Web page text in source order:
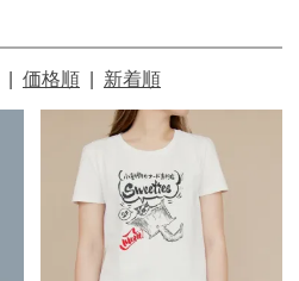
価格順 新着順